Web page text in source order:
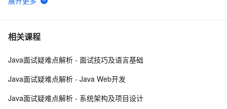
6 WebKit  上的JS直接使用Java Bean
7 Java 图书管理系统详解
8 Java线程：新特征-原子量
相关课程
Java面试疑难点解析 - 面试技巧及语言基础
Java面试疑难点解析 - Java Web开发
Java面试疑难点解析 - 系统架构及项目设计